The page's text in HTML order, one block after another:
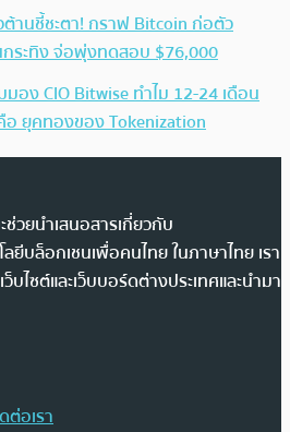
านชี้ชะตา! กราฟ Bitcoin ก่อตัว
ระทิง จ่อพุ่งทดสอบ $76,000
มอง CIO Bitwise ทำไม 12-24 เดือน
ยุคทองของ Tokenization
วยนำเสนอสารเกี่ยวกับ
ยีบล็อกเชนเพื่อคนไทย ในภาษาไทย เรา
ไซต์และเว็บบอร์ดต่างประเทศและนำมา
ต่อเรา